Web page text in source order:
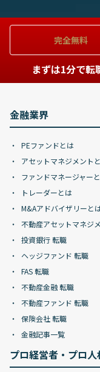
完全無料
まずは1分で
金融業界
PEファンドとは
アセットマネジメント
ファンドマネージャー
トレーダーとは
M&Aアドバイザリーと
不動産アセットマネジ
投資銀行 転職
ヘッジファンド 転職
FAS 転職
不動産金融 転職
不動産ファンド 転職
保険会社 転職
金融記事一覧
プロ経営者・プロ人